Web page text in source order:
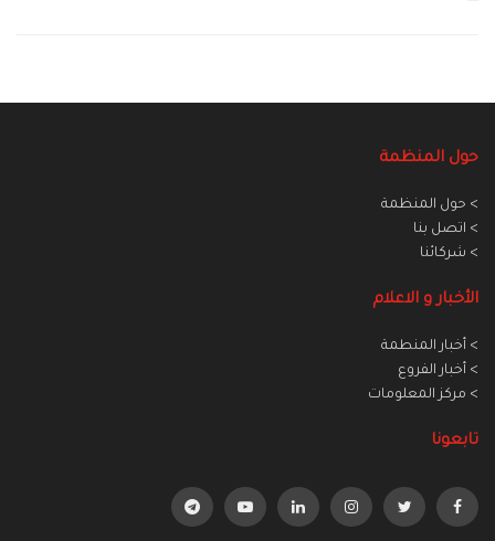
حول المنظمة
> حول المنظمة
> اتصل بنا
> شركائنا
الأخبار و الاعلام
> أخبار المنطمة
> أخبار الفروع
> مركز المعلومات
تابعونا